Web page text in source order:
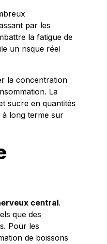
par les
la fatigue de
un risque réel
la concentration
La
sucre en quantités
à long terme sur
central.
que des
Pour les
de boissons